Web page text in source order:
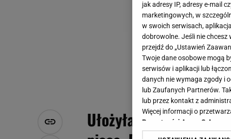
Ułożyłam mięso na
jak adresy IP, adresy e-mail
marketingowych, w
w swoich serwisach,
dobrowolne. Jeśli nie chcesz
przejdź do „Ustawień
Twoje dane osobowe mogą
serwisów i aplikacji lub
danych nie wymaga zgody i
lub Zaufanych Partnerów.
lub przez kontakt z
Więcej informacji o
Prywatności Agora S.A.